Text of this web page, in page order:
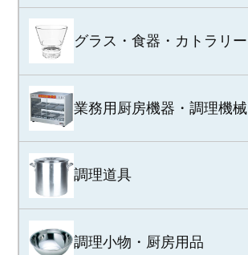
プライバシーポリシー
特定商取引法に関する表示
グラス・食器・カトラリー
業務用厨房機器・調理機械
調理道具
調理小物・厨房用品